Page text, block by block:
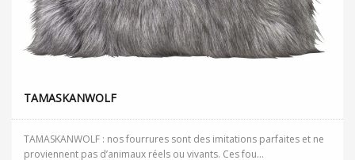
TAMASKANWOLF
TAMASKANWOLF : nos fourrures sont des imitations parfaites et ne
proviennent pas d’animaux réels ou vivants. Ces fou...